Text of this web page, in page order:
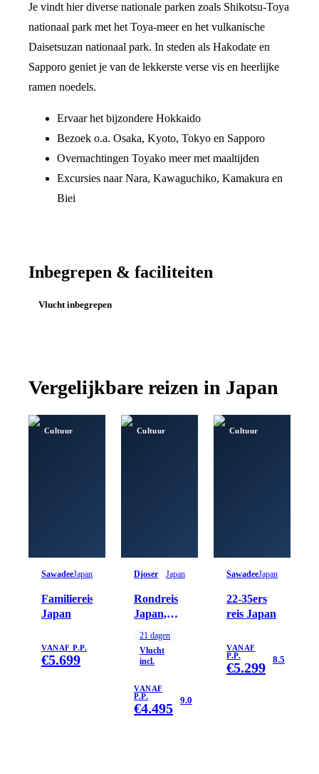
Je vindt hier diverse nationale parken zoals Shikotsu-Toya
nationaal park met het Toya-meer en het vulkanische
Daisetsuzan nationaal park. In steden als Hakodate en
Sapporo geniet je van de lekkerste verse vis en heerlijke
ramen noedels.
Ervaar het bijzondere Hokkaido
Bezoek o.a. Osaka, Kyoto, Tokyo en Sapporo
Overnachtingen Toyako meer met maaltijden
Excursies naar Nara, Kawaguchiko, Kamakura en
Biei
Inbegrepen & faciliteiten
Vlucht inbegrepen
Vergelijkbare reizen in Japan
Cultuur
SawadeeJapan
Familiereis
Japan
VANAF P.P.
€5.699
Cultuur
Djoser Japan
Rondreis
Japan,
dagen
21 dagen
Vlucht
incl.
VANAF
P.P.
€4.495 9.0
Cultuur
SawadeeJapan
22-35ers
reis Japan
VANAF
P.P.
€5.299 8.5